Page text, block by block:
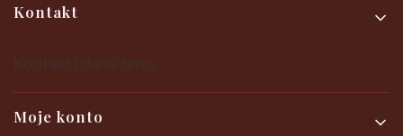
Kontakt
Moje konto